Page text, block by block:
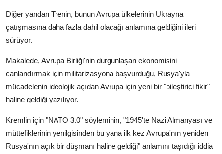
Diğer yandan Trenin, bunun Avrupa ülkelerinin Ukrayna
çatışmasına daha fazla dahil olacağı anlamına geldiğini ileri
sürüyor.
Makalede, Avrupa Birliği'nin durgunlaşan ekonomisini
canlandırmak için militarizasyona başvurduğu, Rusya'yla
mücadelenin ideolojik açıdan Avrupa için yeni bir "bileştirici fikir"
haline geldiği yazılıyor.
Kremlin için "NATO 3.0" söyleminin, "1945'te Nazi Almanyası ve
müttefiklerinin yenilgisinden bu yana ilk kez Avrupa'nın yeniden
Rusya'nın açık bir düşmanı haline geldiği" anlamını taşıdığı iddia